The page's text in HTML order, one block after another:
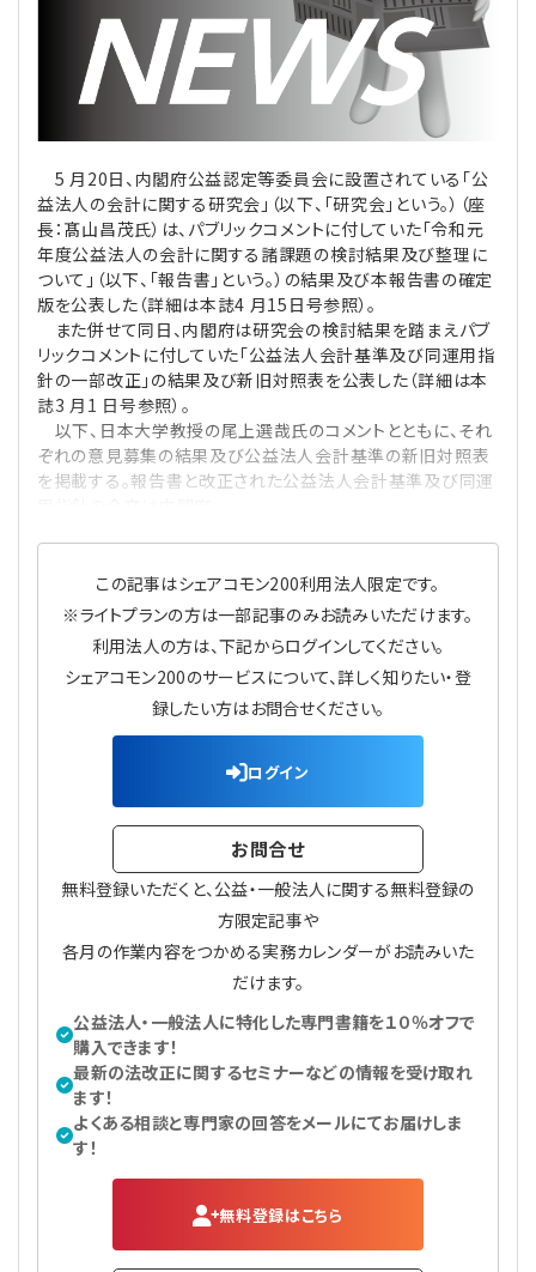
評議員
登記関連
定款関連
法改正-法人運営
税務
インボイス
電子帳簿保存法
給与計算
法改正-労務
利益相反取引
個人情報
法改正-法務
資産運用
IT
連載
論壇
カレンダー
NEWS・TOPIC・特報
【連載】オピニオンリーダーのnote
【連載】会計相談室
【連載】公益法人運営実務の処方箋
【連載】公益法人会計検定試験一問一答
【連載】公益法人のための「新公益信託」活用戦略
【連載】公益法人制度のリアル
【連載】これからの時代の資産運用
【連載】採用・定着・育成のための人事戦略
【連載】事例に学ぶ立入検査で想定される指摘事項
【連載】シェアコモン200インタビュー
【連載】シェアコモン200 誌上相談室
【連載】実務と税務のポイント
【連載】事務局だよりPLUS
【連載】テーマで紐解く逆引きガイドライン
【連載】悩みと向き合う経営学
【連載】非営利法人AtoZei
【連載】IT実務一問一答
無料記事
公益・一般法人オンラインとは
登録案内
専門誌一覧
お問合せ
プライバシーポリシー
5 月20日、内閣府公益認定等委員会に設置されている「公
益法人の会計に関する研究会」（以下、「研究会」という。）（座
長：髙山昌茂氏）は、パブリックコメントに付していた「令和元
年度公益法人の会計に関する諸課題の検討結果及び整理に
ついて」（以下、「報告書」という。）の結果及び本報告書の確定
版を公表した（詳細は本誌4 月15日号参照）。
また併せて同日、内閣府は研究会の検討結果を踏まえパブ
リックコメントに付していた「公益法人会計基準及び同運用指
針の一部改正」の結果及び新旧対照表を公表した（詳細は本
誌3 月1 日号参照）。
以下、日本大学教授の尾上選哉氏のコメントとともに、それ
ぞれの意見募集の結果及び公益法人会計基準の新旧対照表
を掲載する。報告書と改正された公益法人会計基準及び同運
この記事はシェアコモン200利用法人限定です。
※ライトプランの方は一部記事のみお読みいただけます。
利用法人の方は、下記からログインしてください。
シェアコモン200のサービスについて、詳しく知りたい・登
録したい方はお問合せください。
ログイン
お問合せ
無料登録いただくと、公益・一般法人に関する無料登録の
方限定記事や
各月の作業内容をつかめる実務カレンダーがお読みいた
だけます。
公益法人・一般法人に特化した専門書籍を１０％オフで
購入できます！
最新の法改正に関するセミナーなどの情報を受け取れ
ます！
よくある相談と専門家の回答をメールにてお届けしま
す！
無料登録はこちら